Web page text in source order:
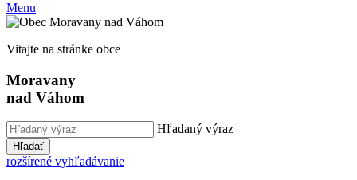
Menu
Vitajte na stránke obce
Moravany
nad Váhom
Hľadaný výraz
Hľadať
rozšírené vyhľadávanie